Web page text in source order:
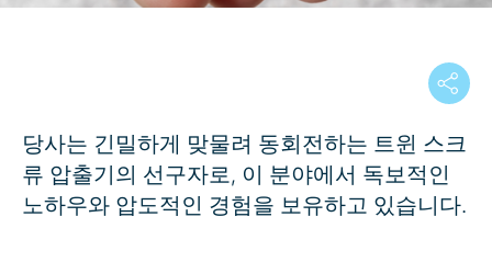
당사는 긴밀하게 맞물려 동회전하는 트윈 스크
류 압출기의 선구자로, 이 분야에서 독보적인
노하우와 압도적인 경험을 보유하고 있습니다.